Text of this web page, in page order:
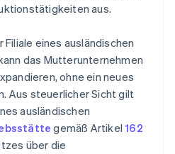
aus.
Filiale eines ausländischen
das Mutterunternehmen
ohne ein neues
Aus steuerlicher Sicht gilt
ausländischen
gemäß Artikel162
über die